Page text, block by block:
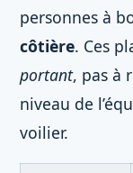
personnes à
côtière. Ces
portant, pas à
niveau de
voilier.